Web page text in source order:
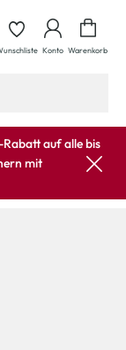
Konto Warenkorb
auf alle bis
mit